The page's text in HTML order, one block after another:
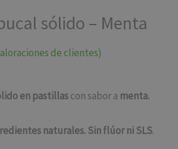
sólido – Menta
de clientes)
en pastillascon sabor a menta.
naturales. Sin flúor ni SLS.